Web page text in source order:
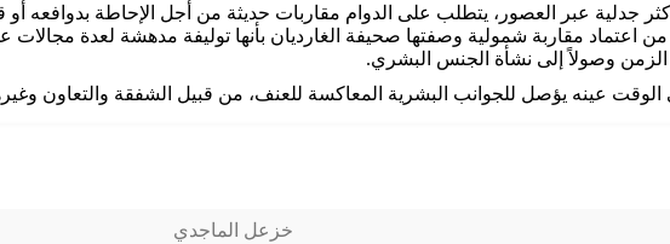
جدلية عبر العصور، يتطلب على الدوام مقاربات حديثة من أجل الإحاطة بدوافعه
اعتماد مقاربة شمولية وصفتها صحيفة الغارديان بأنها توليفة مدهشة لعدة مجالات
وصولاً إلى نشأة الجنس البشري.
الوقت عينه يؤصل للجوانب البشرية المعاكسة للعنف، من قبيل الشفقة والتعاون
خزعل الماجدي